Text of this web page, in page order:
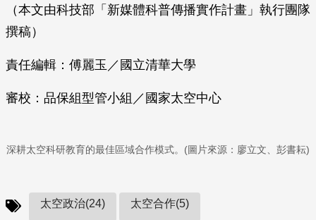
（本文由科技部「新媒體科普傳播實作計畫」執行團隊
撰稿）
責任編輯：傅麗玉／國立清華大學
審校：品保組型管小組／國家太空中心
深耕太空科研教育的最佳區域合作模式。(圖片來源：廖立文、彭書耘)
太空政治(24) 太空合作(5)